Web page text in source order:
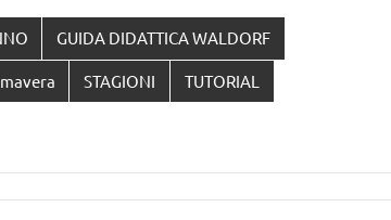
GUIDA DIDATTICA WALDORF
STAGIONI TUTORIAL